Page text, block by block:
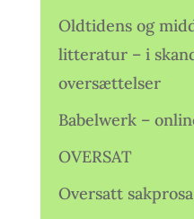
Oldtidens og
litteratur – i
oversættelser
Babelwerk –
OVERSAT
Oversatt sakprosa